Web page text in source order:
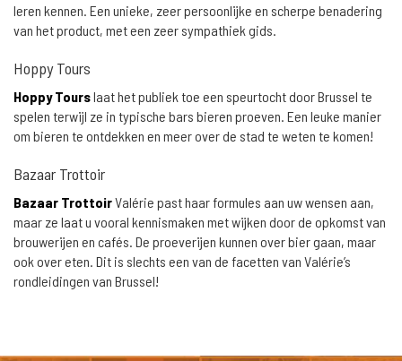
leren kennen. Een unieke, zeer persoonlijke en scherpe benadering
van het product, met een zeer sympathiek gids.
Hoppy Tours
Hoppy Tourslaat het publiek toe een speurtocht door Brussel te
spelen terwijl ze in typische bars bieren proeven. Een leuke manier
om bieren te ontdekken en meer over de stad te weten te komen!
Bazaar Trottoir
Bazaar TrottoirValérie past haar formules aan uw wensen aan,
maar ze laat u vooral kennismaken met wijken door de opkomst van
brouwerijen en cafés. De proeverijen kunnen over bier gaan, maar
ook over eten. Dit is slechts een van de facetten van Valérie’s
rondleidingen van Brussel!